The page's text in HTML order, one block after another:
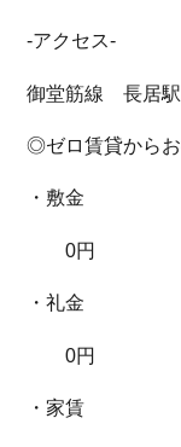
-アクセス-
御堂筋線 長居駅
◎ゼロ賃貸から
・敷金
0円
・礼金
0円
・家賃